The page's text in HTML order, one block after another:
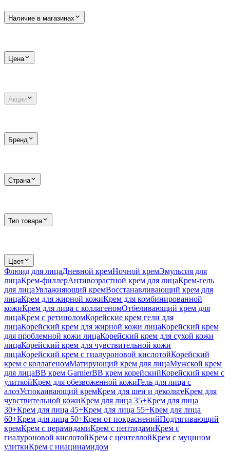
Наличие в магазинах
Цена
Акции
Бренд
Страна
Тип товара
Цвет
Флюид для лицаДневной кремНочной кремЭмульсия для
лицаКрем-филлерАнтивозрастной крем для лицаКрем-гель
для лицаУвлажняющий кремВосстанавливающий крем для
лицаКрем для жирной кожиКрем для комбинированной
кожиКрем для лица с коллагеномОтбеливающий крем для
лицаКрем с ретиноломКорейские крем гели для
лицаКорейский крем для жирной кожи лицаКорейский крем
для проблемной кожи лицаКорейский крем для сухой кожи
лицаКорейский крем для чувствительной кожи
лицаКорейский крем с гиалуроновой кислотойКорейский
крем с коллагеномМатирующий крем для лицаМужской крем
для лицаBB крем GarnierBB крем корейскийКорейский крем с
улиткойКрем для обезвоженной кожиГель для лица с
алоэУспокаивающий кремКрем для шеи и декольтеКрем для
чувствительной кожиКрем для лица 35+Крем для лица
30+Крем для лица 45+Крем для лица 55+Крем для лица
60+Крем для лица 50+Крем от покрасненийПодтягивающий
кремКрем с церамидамиКрем с пептидамиКрем с
гиалуроновой кислотойКрем с центеллойКрем с муцином
улиткиКрем с ниацинамидом